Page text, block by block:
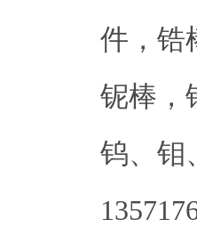
件，锆
铌棒，
钨、钼